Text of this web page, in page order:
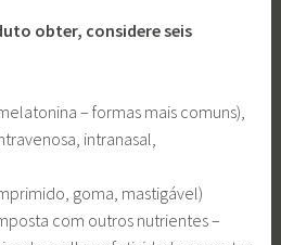
obter, considere seis
– formas mais comuns),
intranasal,
goma, mastigável)
com outros nutrientes –